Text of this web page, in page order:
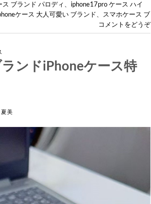
ス ブランド パロディ
iphone17pro ケース ハイ
ケース 大人可愛い ブランド
スマホケース ブ
コメントをどうぞ
ランドiPhoneケース特
夏美